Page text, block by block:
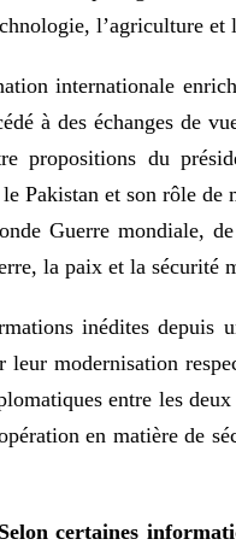
l’agriculture et
internationale
à des échanges de
propositions du
Pakistan et son rôle
Guerre mondiale,
la paix et la
inédites depuis
leur modernisation
entre les
en matière de
certaines